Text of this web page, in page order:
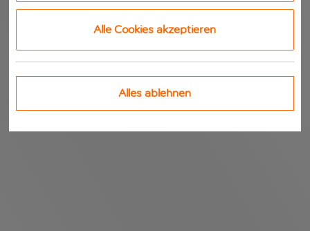
Alle Cookies akzeptieren
Alles ablehnen